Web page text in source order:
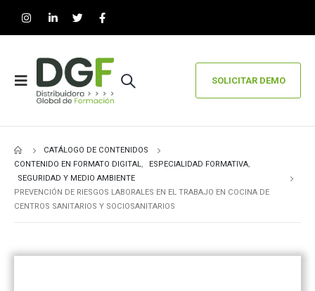
SOLICITAR DEMO
CATÁLOGO DE CONTENIDOS
CONTENIDO EN FORMATO DIGITAL, ESPECIALIDAD FORMATIVA,
SEGURIDAD Y MEDIO AMBIENTE
PREVENCIÓN DE RIESGOS LABORALES EN EL TRABAJO EN COCINA DE
CENTROS SANITARIOS Y SOCIOSANITARIOS